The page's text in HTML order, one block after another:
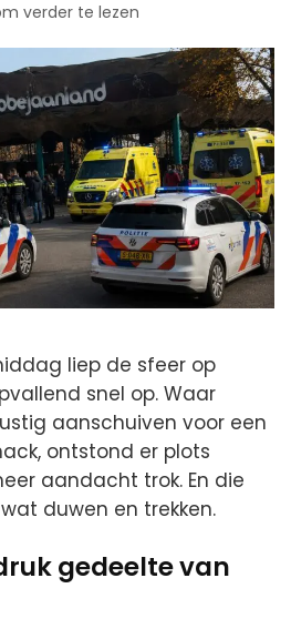
verder te lezen
liep de sfeer op
snel op. Waar
aanschuiven voor een
ontstond er plots
aandacht trok. En die
duwen en trekken.
gedeelte van